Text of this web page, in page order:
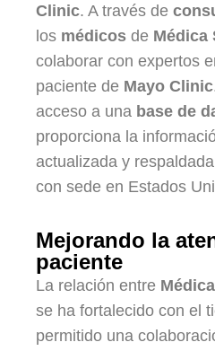
Clinic. A través de
los médicos de Médica
colaborar con expertos
paciente de Mayo Clinic
acceso a una base de
proporciona la
actualizada y
con sede en Estados
Mejorando la
paciente
La relación entre
se ha fortalecido con el
permitido una